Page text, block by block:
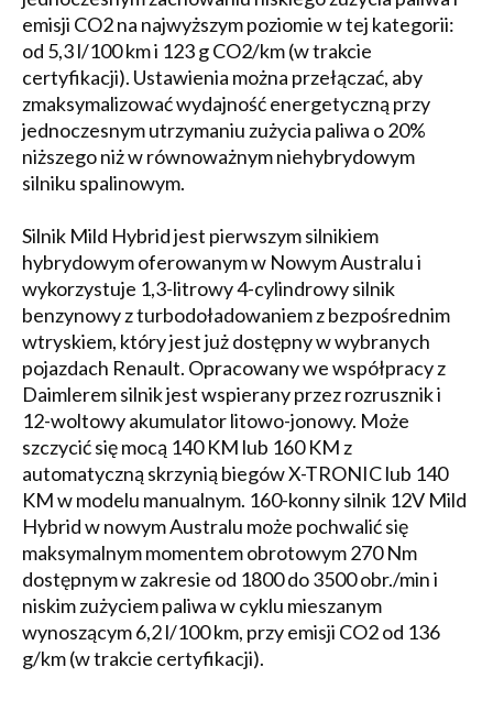
emisji CO2 na najwyższym poziomie w tej kategorii:
od 5,3 l/100 km i 123 g CO2/km (w trakcie
certyfikacji). Ustawienia można przełączać, aby
zmaksymalizować wydajność energetyczną przy
jednoczesnym utrzymaniu zużycia paliwa o 20%
niższego niż w równoważnym niehybrydowym
silniku spalinowym.
Silnik Mild Hybrid jest pierwszym silnikiem
hybrydowym oferowanym w Nowym Australu i
wykorzystuje 1,3-litrowy 4-cylindrowy silnik
benzynowy z turbodoładowaniem z bezpośrednim
wtryskiem, który jest już dostępny w wybranych
pojazdach Renault. Opracowany we współpracy z
Daimlerem silnik jest wspierany przez rozrusznik i
12-woltowy akumulator litowo-jonowy. Może
szczycić się mocą 140 KM lub 160 KM z
automatyczną skrzynią biegów X-TRONIC lub 140
KM w modelu manualnym. 160-konny silnik 12V Mild
Hybrid w nowym Australu może pochwalić się
maksymalnym momentem obrotowym 270 Nm
dostępnym w zakresie od 1800 do 3500 obr./min i
niskim zużyciem paliwa w cyklu mieszanym
wynoszącym 6,2 l/100 km, przy emisji CO2 od 136
g/km (w trakcie certyfikacji).